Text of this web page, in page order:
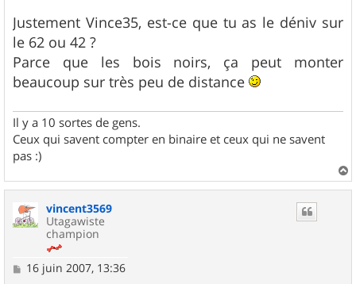
Justement Vince35, est-ce que tu as le déniv sur
le 62 ou 42 ?
Parce que les bois noirs, ça peut monter
beaucoup sur très peu de distance
Il y a 10 sortes de gens.
Ceux qui savent compter en binaire et ceux qui ne savent
pas :)
a
vincent3569
Utagawiste
champion
M16 juin 2007, 13:36